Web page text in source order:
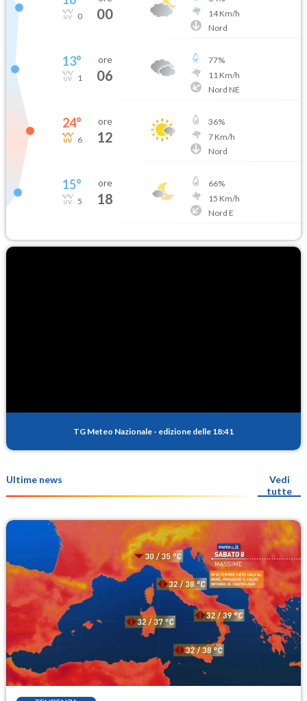
0 00
14Km/h
Nord
13°
1
ore
06
77%
11 Km/h
Nord NE
24°
6
ore
12
36%
7Km/h
Nord
15°
5
ore
18
66%
15 Km/h
Nord E
TG Meteo Nazionale - edizione delle 18:41
Ultime news
Vedi
tutte